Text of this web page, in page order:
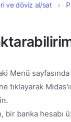
ve döviz al/sat
Menü
tıklayarak
bir banka hesabı